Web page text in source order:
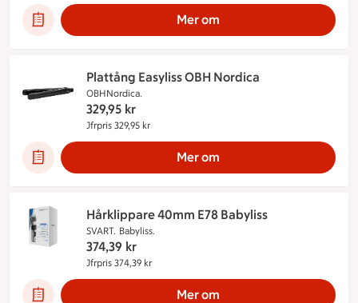
Mer om
Plattång Easyliss OBH Nordica
OBHNordica.
329,95 kr
Jfrpris 329,95 kr
Mer om
Hårklippare 40mm E78 Babyliss
SVART. Babyliss.
374,39 kr
Jfrpris 374,39 kr
Mer om